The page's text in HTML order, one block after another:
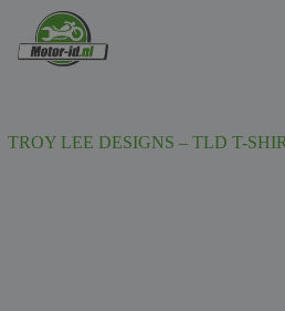
TROY LEE DESIGNS – TLD T-